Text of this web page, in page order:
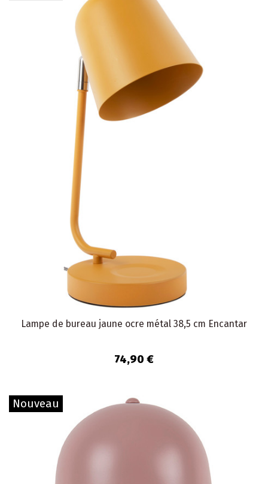
Lampe de bureau jaune ocre métal 38,5 cm Encantar
74,90 €
Nouveau